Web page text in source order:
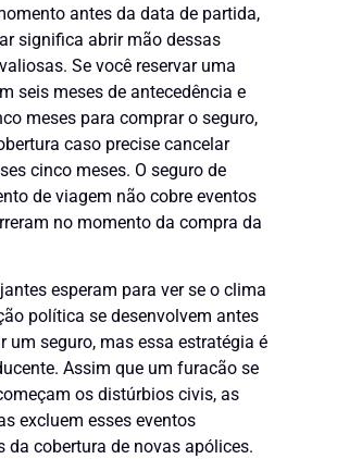
antes da data de partida,
significa abrir mão dessas
Se você reservar uma
seis meses de antecedência e
meses para comprar o seguro,
caso precise cancelar
cinco meses. O seguro de
de viagem não cobre eventos
no momento da compra da
esperam para ver se o clima
política se desenvolvem antes
um seguro, mas essa estratégia é
Assim que um furacão se
os distúrbios civis, as
excluem esses eventos
da cobertura de novas apólices.